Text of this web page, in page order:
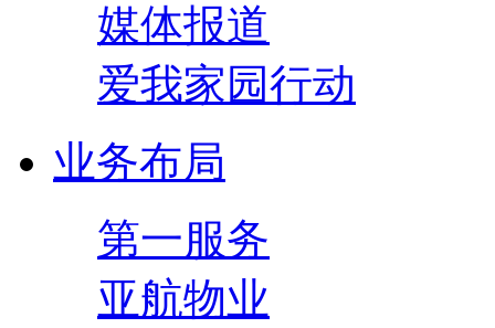
媒体报道
爱我家园行动
业务布局
第一服务
亚航物业